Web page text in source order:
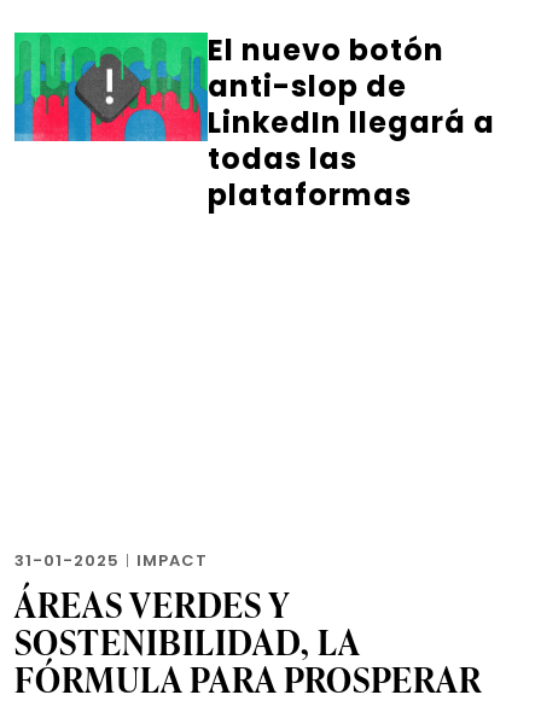
El nuevo botón
anti-slop de
LinkedIn llegará a
todas las
plataformas
31-01-2025 | IMPACT
ÁREAS VERDES Y
SOSTENIBILIDAD, LA
FÓRMULA PARA PROSPERAR